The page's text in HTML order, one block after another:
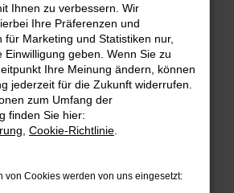
nicht! - Zwei Mercedes
Reparatur in unserer
W107 nach der Reparatur
Ihnen zu verbessern. Wir
Ihre Präferenzen und
für Marketing und Statistiken nur,
Einwilligung geben. Wenn Sie zu
Ihre Meinung ändern, können
jederzeit für die Zukunft widerrufen.
zum Umfang der
finden Sie hier:
Cookie-Richtlinie
von Cookies werden von uns eingesetzt: